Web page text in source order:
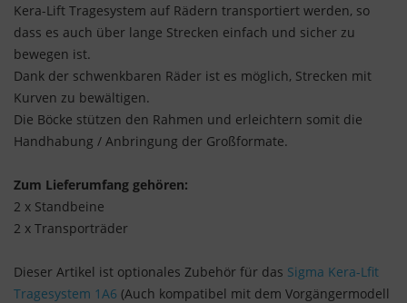
Kera-Lift Tragesystem auf Rädern transportiert werden, so
dass es auch über lange Strecken einfach und sicher zu
bewegen ist.
Dank der schwenkbaren Räder ist es möglich, Strecken mit
Kurven zu bewältigen.
Die Böcke stützen den Rahmen und erleichtern somit die
Handhabung / Anbringung der Großformate.
Zum Lieferumfang gehören:
2 x Standbeine
2 x Transporträder
Dieser Artikel ist optionales Zubehör für das Sigma Kera-Lfit
Tragesystem 1A6 (Auch kompatibel mit dem Vorgängermodell